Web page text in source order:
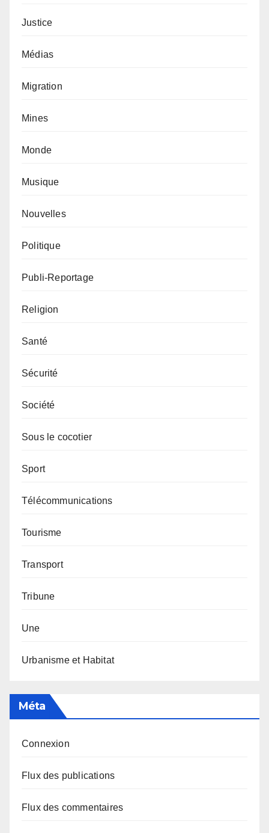
Justice
Médias
Migration
Mines
Monde
Musique
Nouvelles
Politique
Publi-Reportage
Religion
Santé
Sécurité
Société
Sous le cocotier
Sport
Télécommunications
Tourisme
Transport
Tribune
Une
Urbanisme et Habitat
Méta
Connexion
Flux des publications
Flux des commentaires